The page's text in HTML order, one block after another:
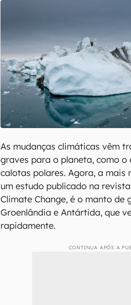
As mudanças climáticas vêm
graves para o planeta, como
calotas polares. Agora, a mais
um estudo publicado na
Climate Change, é o manto de
Groenlândia e Antártida, que
rapidamente.
CONTINUA APÓS A